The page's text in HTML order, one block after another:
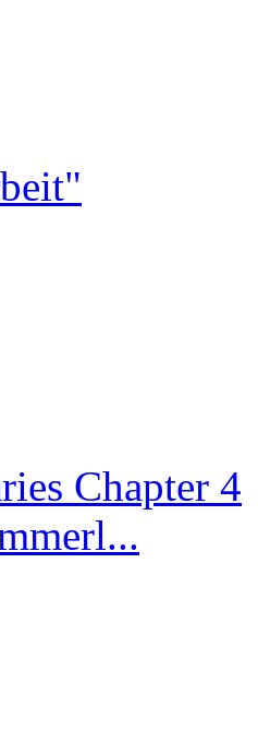
Chapter 4